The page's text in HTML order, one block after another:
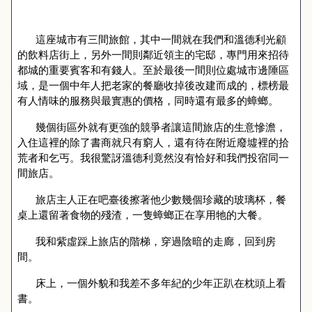
這座城市有三間旅館，其中一間就在我們和溫德利光顧
的飲料店街上，另外一間則鄰近領主的宅邸，專門用來招待
都城的重要賓客和有錢人。至於最後一間則位處城市邊陲區
域，是一個中年人把老家的餐廳收掉後改建而成的，標榜最
有人情味的服務與最實惠的價格，同時還有最多的蟑螂。
幾個街區外就有更強的競爭者讓這間旅店的生意慘澹，
入住這裡的除了書商就只有窮人，還有待在附近廢墟裡的拾
荒者和乞丐。我很驚訝溫德利竟然沒有恰好和我們投宿同一
間旅店。
旅店主人正在吧臺後擦著他少數幾個珍藏的玻璃杯，餐
桌上還留著食物的殘渣，一隻蟑螂正在享用牠的大餐。
我和紫虛踩上旅店的階梯，穿過陰暗的走廊，回到房
間。
床上，一個外貌和我差不多年紀的少年正趴在枕頭上看
書。